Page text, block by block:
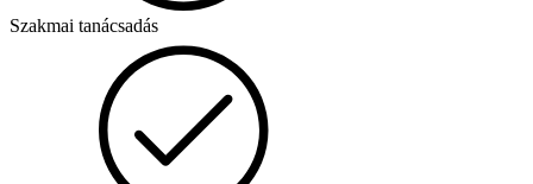
Szakmai tanácsadás